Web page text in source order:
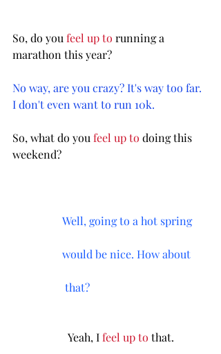
So, do you feel up to running a
marathon this year?
No way, are you crazy? It's way too far.
I don't even want to run 10k.
So, what do you feel up to doing this
weekend?
                  Well, going to a hot spring
                  would be nice. How about
                   that?
                    Yeah, I
feel up to that.